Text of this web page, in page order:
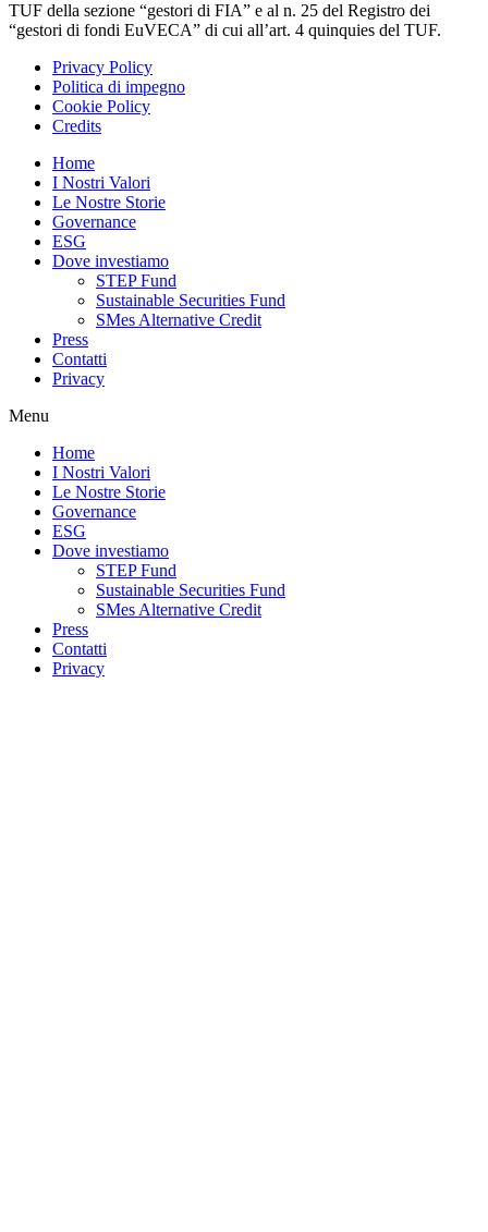
TUF della sezione “gestori di FIA” e al n. 25 del Registro dei
“gestori di fondi EuVECA” di cui all’art. 4 quinquies del TUF.
Privacy Policy
Politica di impegno
Cookie Policy
Credits
Home
I Nostri Valori
Le Nostre Storie
Governance
ESG
Dove investiamo
STEP Fund
Sustainable Securities Fund
SMes Alternative Credit
Press
Contatti
Privacy
Menu
Home
I Nostri Valori
Le Nostre Storie
Governance
ESG
Dove investiamo
STEP Fund
Sustainable Securities Fund
SMes Alternative Credit
Press
Contatti
Privacy